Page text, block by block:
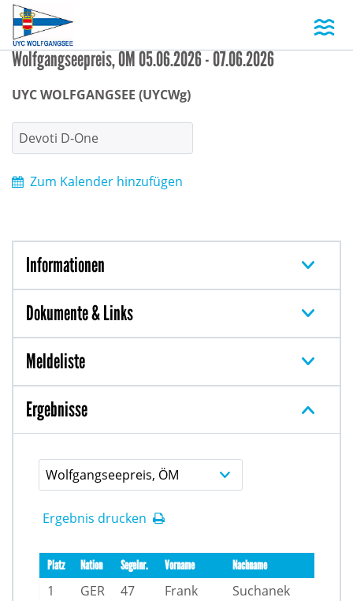
Wolfgangseepreis, ÖM 05.06.2026 - 07.06.2026
UYC WOLFGANGSEE (UYCWg)
Devoti D-One
Zum Kalender hinzufügen
Informationen
Dokumente & Links
Meldeliste
Ergebnisse
Wolfgangseepreis, ÖM
Ergebnis drucken
Platz Nation Segelnr. Vorname Nachname
1 GER 47 Frank Suchanek